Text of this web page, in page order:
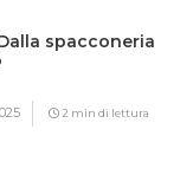
Dalla spacconeria
2 min di lettura